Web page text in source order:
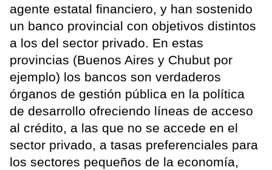
agente estatal financiero, y han sostenido
un banco provincial con objetivos distintos
a los del sector privado. En estas
provincias (Buenos Aires y Chubut por
ejemplo) los bancos son verdaderos
órganos de gestión pública en la política
de desarrollo ofreciendo líneas de acceso
al crédito, a las que no se accede en el
sector privado, a tasas preferenciales para
los sectores pequeños de la economía,